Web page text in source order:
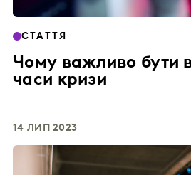
СТАТТЯ
Чому важливо бути
часи кризи
14 ЛИП 2023